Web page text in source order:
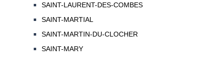
SAINT-LAURENT-DES-COMBES
SAINT-MARTIAL
SAINT-MARTIN-DU-CLOCHER
SAINT-MARY